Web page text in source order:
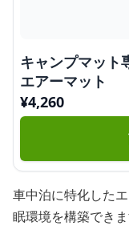
キャンプマット
エアーマット
¥4,260
車中泊に特化した
眠環境を構築できま